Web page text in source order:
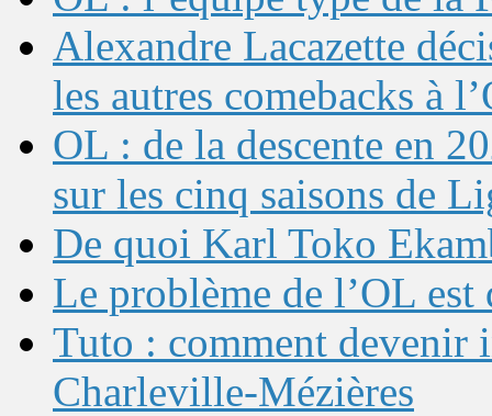
Alexandre Lacazette
les autres comebacks à
OL : de la descente en
sur les cinq saisons de
De quoi Karl Toko
Le problème de l’OL
Tuto : comment devenir
Charleville-Mézières